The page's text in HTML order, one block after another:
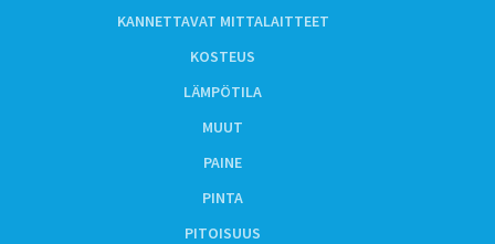
KANNETTAVAT MITTALAITTEET
KOSTEUS
LÄMPÖTILA
MUUT
PAINE
PINTA
PITOISUUS